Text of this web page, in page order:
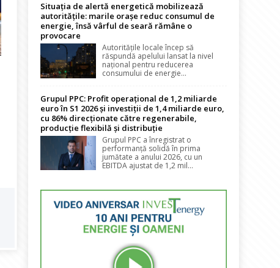
Situația de alertă energetică mobilizează
autoritățile: marile orașe reduc consumul de
energie, însă vârful de seară rămâne o
provocare
Autoritățile locale încep să
răspundă apelului lansat la nivel
național pentru reducerea
consumului de energie...
Grupul PPC: Profit operațional de 1,2 miliarde
euro în S1 2026 și investiții de 1,4 miliarde euro,
cu 86% direcționate către regenerabile,
producție flexibilă și distribuție
Grupul PPC a înregistrat o
performanță solidă în prima
jumătate a anului 2026, cu un
EBITDA ajustat de 1,2 mil...